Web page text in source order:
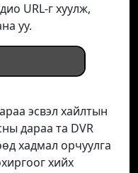
URL-г хуулж,
уу.
эсвэл хайлтын
дараа та DVR
хадмал орчуулга
хийх